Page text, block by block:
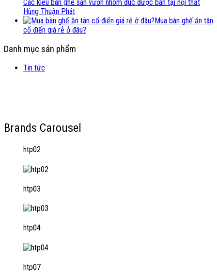
Các kiểu bàn ghế sân vườn nhôm đúc được bán tại nội thất
Hùng Thuận Phát
Mua bàn ghế ăn tân
cổ điển giá rẻ ở đâu?
Danh mục sản phẩm
Tin tức
Brands Carousel
htp02
htp03
htp04
htp07